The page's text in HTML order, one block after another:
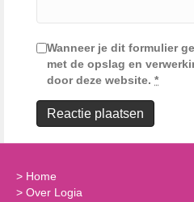
Wanneer je dit formulier
met de opslag en
door deze website. *
> Home
> Over Logia